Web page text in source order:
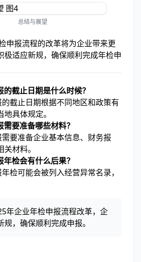
总结与展望
申报流程的改革将为企业带来更
极适应新规，确保顺利完成年检申
截止日期是什么时候？
截止日期根据不同地区和政策有
具体规定。
要准备哪些材料？
要准备企业基本信息、财务报
材料。
检会有什么后果？
检可能会被列入经营异常名录，
年企业年检申报流程改革，企
，确保顺利完成申报。